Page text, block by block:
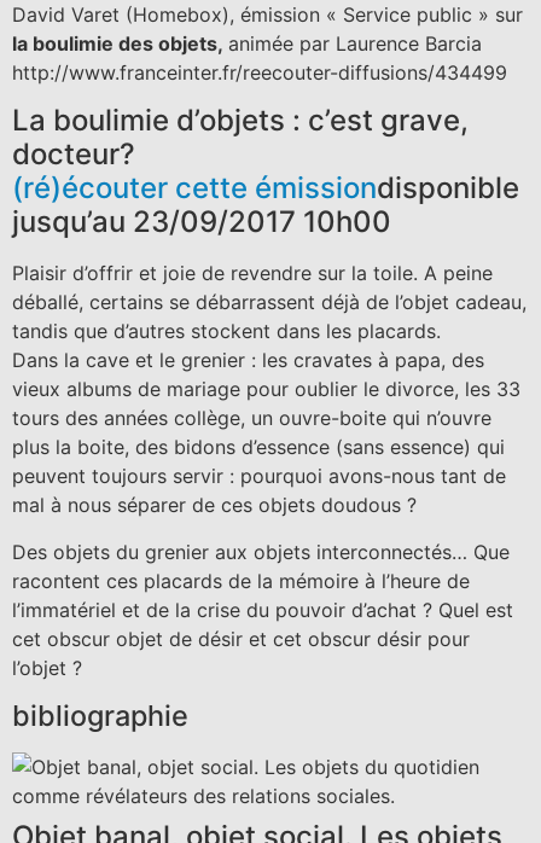
David Varet (Homebox), émission « Service public » sur
la boulimie des objets, animée par Laurence Barcia
http://www.franceinter.fr/reecouter-diffusions/434499
La boulimie d’objets : c’est grave,
docteur?
(ré)écouter cette émissiondisponible
jusqu’au 23/09/2017 10h00
Plaisir d’offrir et joie de revendre sur la toile. A peine
déballé, certains se débarrassent déjà de l’objet cadeau,
tandis que d’autres stockent dans les placards.
Dans la cave et le grenier : les cravates à papa, des
vieux albums de mariage pour oublier le divorce, les 33
tours des années collège, un ouvre-boite qui n’ouvre
plus la boite, des bidons d’essence (sans essence) qui
peuvent toujours servir : pourquoi avons-nous tant de
mal à nous séparer de ces objets doudous ?
Des objets du grenier aux objets interconnectés… Que
racontent ces placards de la mémoire à l’heure de
l’immatériel et de la crise du pouvoir d’achat ? Quel est
cet obscur objet de désir et cet obscur désir pour
l’objet ?
bibliographie